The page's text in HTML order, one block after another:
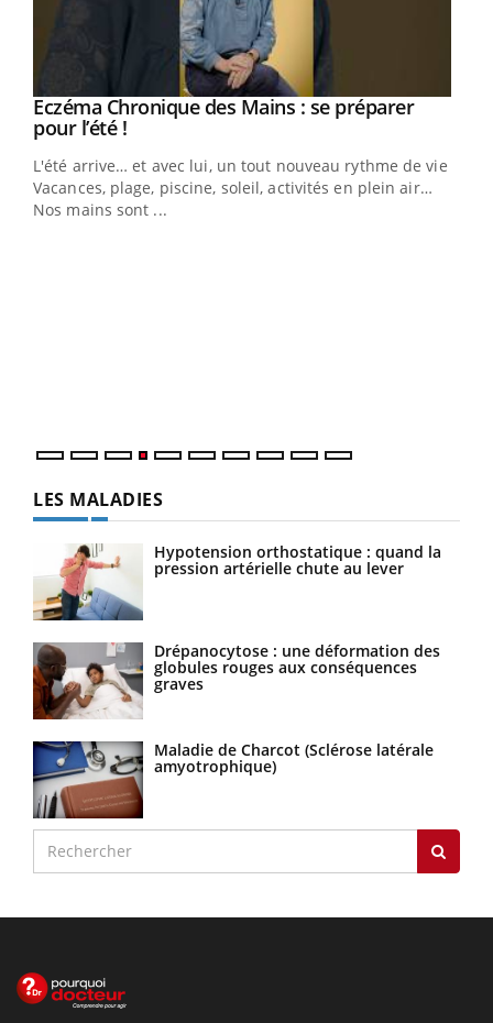
Youtube
Eczéma Chronique des Mains : se préparer
pour l’été !Youtube
L'été arrive… et avec lui, un tout nouveau rythme de vie !
Vacances, plage, piscine, soleil, activités en plein air…
Nos mains sont ...
LES MALADIES
Hypotension orthostatique : quand la
pression artérielle chute au lever
Drépanocytose : une déformation des
globules rouges aux conséquences
graves
Maladie de Charcot (Sclérose latérale
amyotrophique)